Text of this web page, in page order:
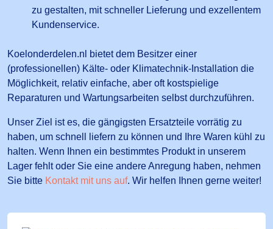
zu gestalten, mit schneller Lieferung und exzellentem
Kundenservice.
Koelonderdelen.nl bietet dem Besitzer einer
(professionellen) Kälte- oder Klimatechnik-Installation die
Möglichkeit, relativ einfache, aber oft kostspielige
Reparaturen und Wartungsarbeiten selbst durchzuführen.
Unser Ziel ist es, die gängigsten Ersatzteile vorrätig zu
haben, um schnell liefern zu können und Ihre Waren kühl zu
halten. Wenn Ihnen ein bestimmtes Produkt in unserem
Lager fehlt oder Sie eine andere Anregung haben, nehmen
Sie bitte Kontakt mit uns auf. Wir helfen Ihnen gerne weiter!